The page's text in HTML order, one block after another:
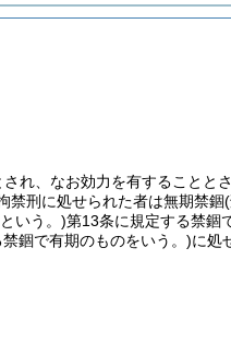
れ、なお効力を有することと
禁刑に処せられた者は無期禁錮
いう。)第13条に規定する禁錮
錮で有期のものをいう。)に処